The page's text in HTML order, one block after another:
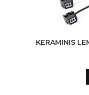
KERAMINIS